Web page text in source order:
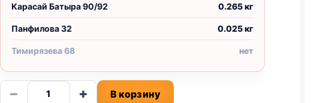
Карасай Батыра 90/92 0.265 кг
Панфилова 32 0.025 кг
Тимирязева 68 нет
−
Количество + В корзину